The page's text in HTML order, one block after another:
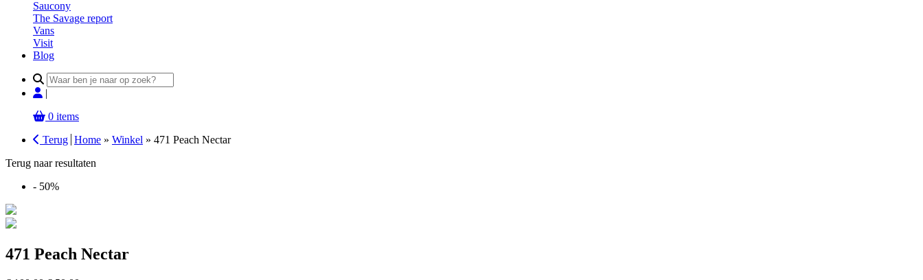
Saucony
The Savage report
Vans
Visit
Blog
Search
for:
|
0 items
Terug Home » Winkel » 471 Peach Nectar
Terug naar resultaten
- 50%
471 Peach Nectar